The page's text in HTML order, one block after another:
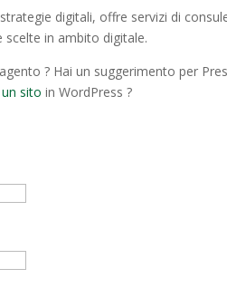
digitali, offre servizi di
scelte in ambito digitale.
? Hai un suggerimento per
sito in WordPress ?